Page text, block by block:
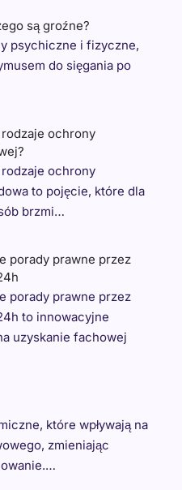
są groźne?
psychiczne i fizyczne,
do sięgania po
ochrony
ochrony
to pojęcie, które dla
brzmi…
porady prawne przez
porady prawne przez
to innowacyjne
uzyskanie fachowej
które wpływają na
zmieniając